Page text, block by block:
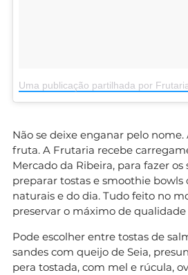
Não se deixe enganar pelo nome.
fruta. A Frutaria recebe
Mercado da Ribeira, para fazer os
preparar tostas e smoothie
naturais e do dia. Tudo feito no
preservar o máximo de
Pode escolher entre tostas de
sandes com queijo de Seia,
pera tostada, com mel e rúcula,